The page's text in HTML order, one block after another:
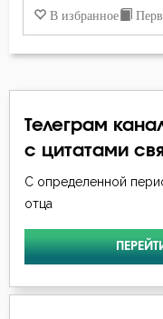
Вечные муки
Воздержание
Война
Воля
В избранное
Телеграм
с цитатами
С определенной
отца